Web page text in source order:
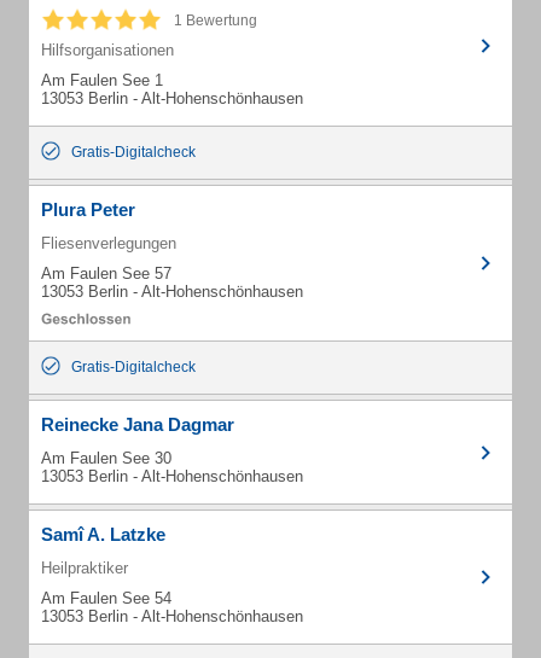
1 Bewertung
Hilfsorganisationen
Am Faulen See 1
13053 Berlin - Alt-Hohenschönhausen
Gratis-Digitalcheck
Plura Peter
Fliesenverlegungen
Am Faulen See 57
13053 Berlin - Alt-Hohenschönhausen
Gratis-Digitalcheck
Reinecke Jana Dagmar
Am Faulen See 30
13053 Berlin - Alt-Hohenschönhausen
Samî A. Latzke
Heilpraktiker
Am Faulen See 54
13053 Berlin - Alt-Hohenschönhausen